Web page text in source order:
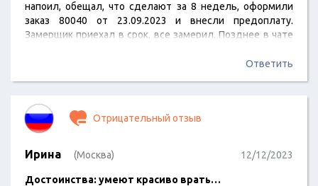
напоил, обещал, что сделают за 8 недель, оформили
заказ 80040 от 23.09.2023 и внесли предоплату.
Замерщик приехал в срок, все замерил. Позднее в чате
все положительные моменты закончились! А дальше
предупредил, пришлось вызванивать самим, так как
менеджер…
Ответить
Отрицательный отзыв
Ирина (Москва) 12/12/2023
Достоинства: умеют красиво врать…